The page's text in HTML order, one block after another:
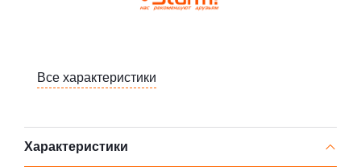
Все характеристики
Характеристики